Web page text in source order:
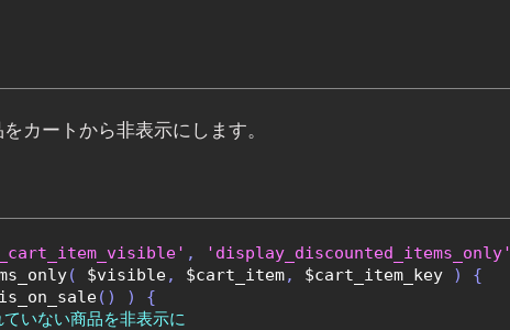
カートから非表示にします。
, 'display_discounted_items_only'
( $visible, $cart_item, $cart_item_key )
{
is_on_sale() )
{
いない商品を非表示に